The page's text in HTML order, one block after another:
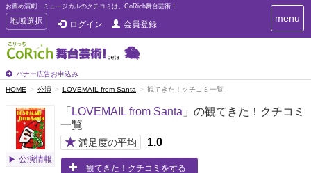
お薦め演劇・ミュージカルのクチコミは、CoRich舞台芸術！
T
o
g
g
e
n
t
地域選択 ログイン 会員登録
バナー広告お申込み
T
o
a
menu
HOME 公演 LOVEMAIL from Santa 観てきた！クチコミ一覧
公演情報
「 LOVEMAIL from Santa 」の観てきた！クチコミ
一覧
★ 満足度の平均 1.0
観てきた！クチコミをする